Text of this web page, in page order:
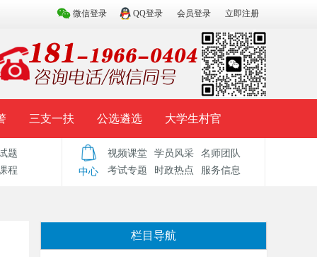
微信登录 QQ登录 会员登录 立即注册
三支一扶 公选遴选 大学生村官
题库 辅导资料 历年真题 模拟试题
题
程 中心
视频课堂 学员风采
名师团队
考试专题
时政热点 服务信息
栏目导航